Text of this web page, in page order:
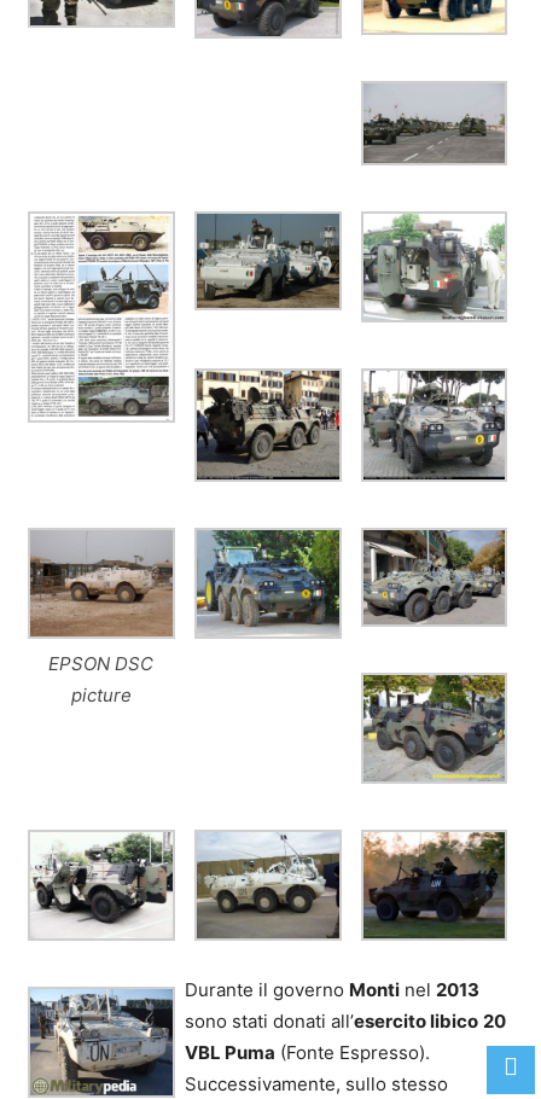
EPSON DSC
picture
Durante il governo Montinel 2013
sono stati donati all’esercito libico 20
VBL Puma (Fonte Espresso).
Successivamente, sullo stesso